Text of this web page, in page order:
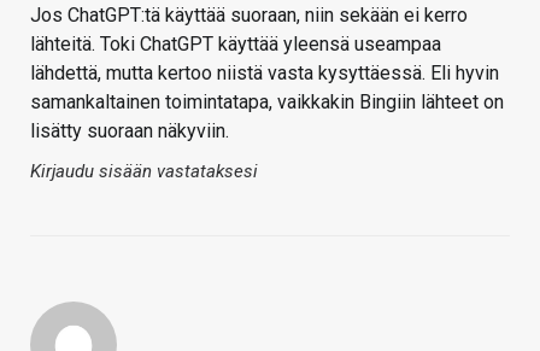
Jos ChatGPT:tä käyttää suoraan, niin sekään ei kerro
lähteitä. Toki ChatGPT käyttää yleensä useampaa
lähdettä, mutta kertoo niistä vasta kysyttäessä. Eli hyvin
samankaltainen toimintatapa, vaikkakin Bingiin lähteet on
lisätty suoraan näkyviin.
Kirjaudu sisään vastataksesi